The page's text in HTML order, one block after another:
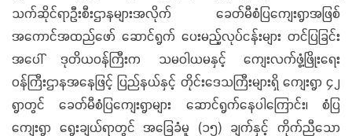
သက်ဆိုင်ရာဦးစီးဌာနများအလိုက် ခေတ်မီစံပြကျေးရွာအဖြစ်
အကောင်အထည်ဖော် ဆောင်ရွက် ပေးမည့်လုပ်ငန်းများ တင်ပြခြင်း
အပေါ် ဒုတိယဝန်ကြီးက သမဝါယမနှင့် ကျေးလက်ဖွံ့ဖြိုးရေး
ဝန်ကြီးဌာနအနေဖြင့် ပြည်နယ်နှင့် တိုင်းဒေသကြီးများရှိ ကျေးရွာ ၄၂
ရွာတွင် ခေတ်မီစံပြကျေးရွာများ ဆောင်ရွက်နေပါကြောင်း၊ စံပြ
ကျေးရွာ ရွေးချယ်ရာတွင် အခြေခံမူ (၁၅) ချက်နှင့် ကိုက်ညီသော